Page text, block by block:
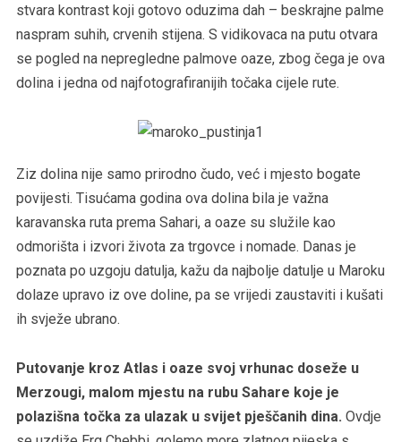
stvara kontrast koji gotovo oduzima dah – beskrajne palme
naspram suhih, crvenih stijena. S vidikovaca na putu otvara
se pogled na nepregledne palmove oaze, zbog čega je ova
dolina i jedna od najfotografiranijih točaka cijele rute.
Ziz dolina nije samo prirodno čudo, već i mjesto bogate
povijesti. Tisućama godina ova dolina bila je važna
karavanska ruta prema Sahari, a oaze su služile kao
odmorišta i izvori života za trgovce i nomade. Danas je
poznata po uzgoju datulja, kažu da najbolje datulje u Maroku
dolaze upravo iz ove doline, pa se vrijedi zaustaviti i kušati
ih svježe ubrano.
Putovanje kroz Atlas i oaze svoj vrhunac doseže u
Merzougi, malom mjestu na rubu Sahare koje je
polazišna točka za ulazak u svijet pješčanih dina. Ovdje